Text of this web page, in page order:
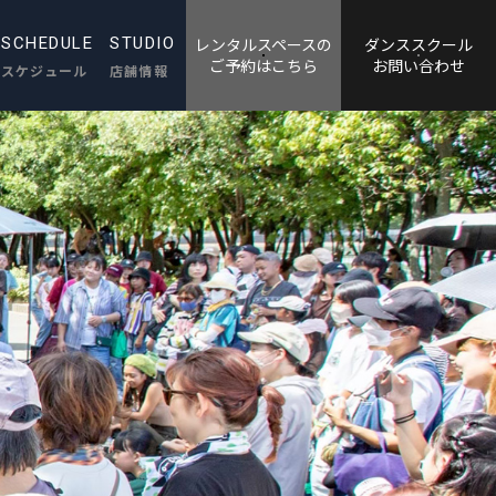
SCHEDULE
スケジュール
STUDIO
店舗情報
レンタルスペースの
​​​​​​​ご予約はこちら
ダンススクール
​​​​​​​お問い合わせ